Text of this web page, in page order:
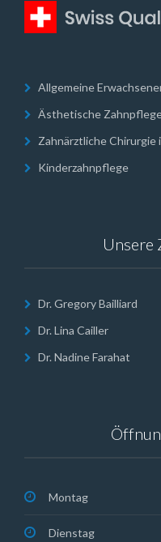
Allgemeine
Ästhetische
Zahnärztliche Chirurgie
Kinderzahnpflege
Unsere
Dr. Gregory Bailliard
Dr. Lina Cailler
Dr. Nadine Farahat
Montag
Dienstag